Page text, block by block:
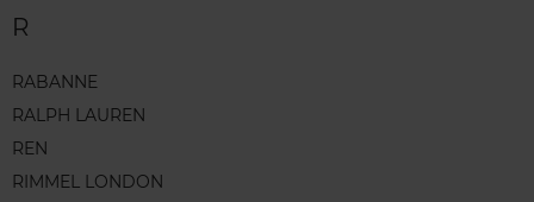
R
RABANNE
RALPH LAUREN
REN
RIMMEL LONDON